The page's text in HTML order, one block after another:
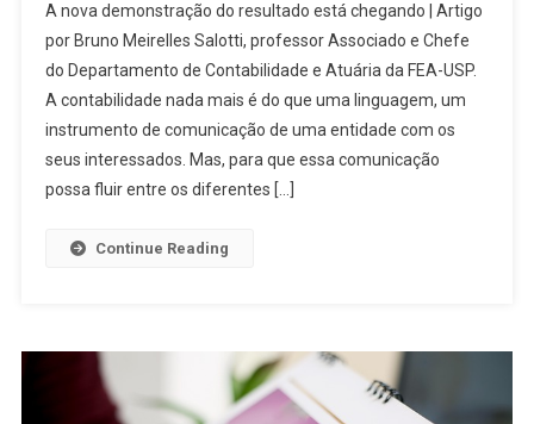
A nova demonstração do resultado está chegando | Artigo
por Bruno Meirelles Salotti, professor Associado e Chefe
do Departamento de Contabilidade e Atuária da FEA-USP.
A contabilidade nada mais é do que uma linguagem, um
instrumento de comunicação de uma entidade com os
seus interessados. Mas, para que essa comunicação
possa fluir entre os diferentes […]
Continue Reading